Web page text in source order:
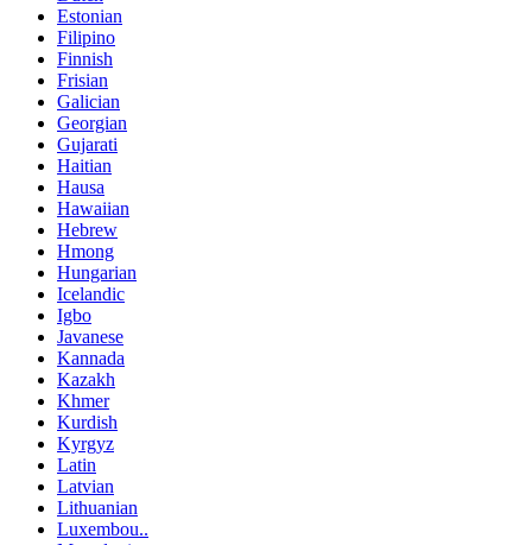
Estonian
Filipino
Finnish
Frisian
Galician
Georgian
Gujarati
Haitian
Hausa
Hawaiian
Hebrew
Hmong
Hungarian
Icelandic
Igbo
Javanese
Kannada
Kazakh
Khmer
Kurdish
Kyrgyz
Latin
Latvian
Lithuanian
Luxembou..